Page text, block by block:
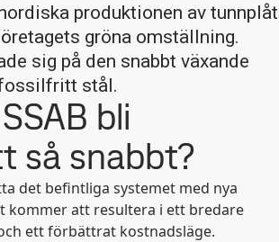
produktionen av tunnplåt
gröna omställning.
sig på den snabbt växande
stål.
bli
så snabbt?
det befintliga systemet med nya
kommer att resultera i ett bredare
ett förbättrat kostnadsläge.